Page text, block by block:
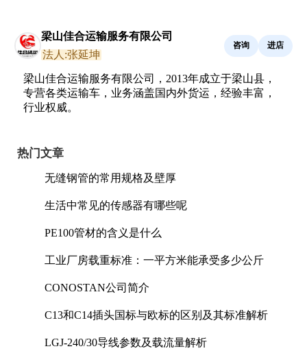
梁山佳合运输服务有限公司
法人:张延坤
咨询 进店
梁山佳合运输服务有限公司，2013年成立于梁山县，
专营各类运输车，业务涵盖国内外货运，经验丰富，
行业权威。
热门文章
无缝钢管的常用规格及壁厚
生活中常见的传感器有哪些呢
PE100管材的含义是什么
工业厂房载重标准：一平方米能承受多少公斤
CONOSTAN公司简介
C13和C14插头国标与欧标的区别及其标准解析
LGJ-240/30导线参数及载流量解析